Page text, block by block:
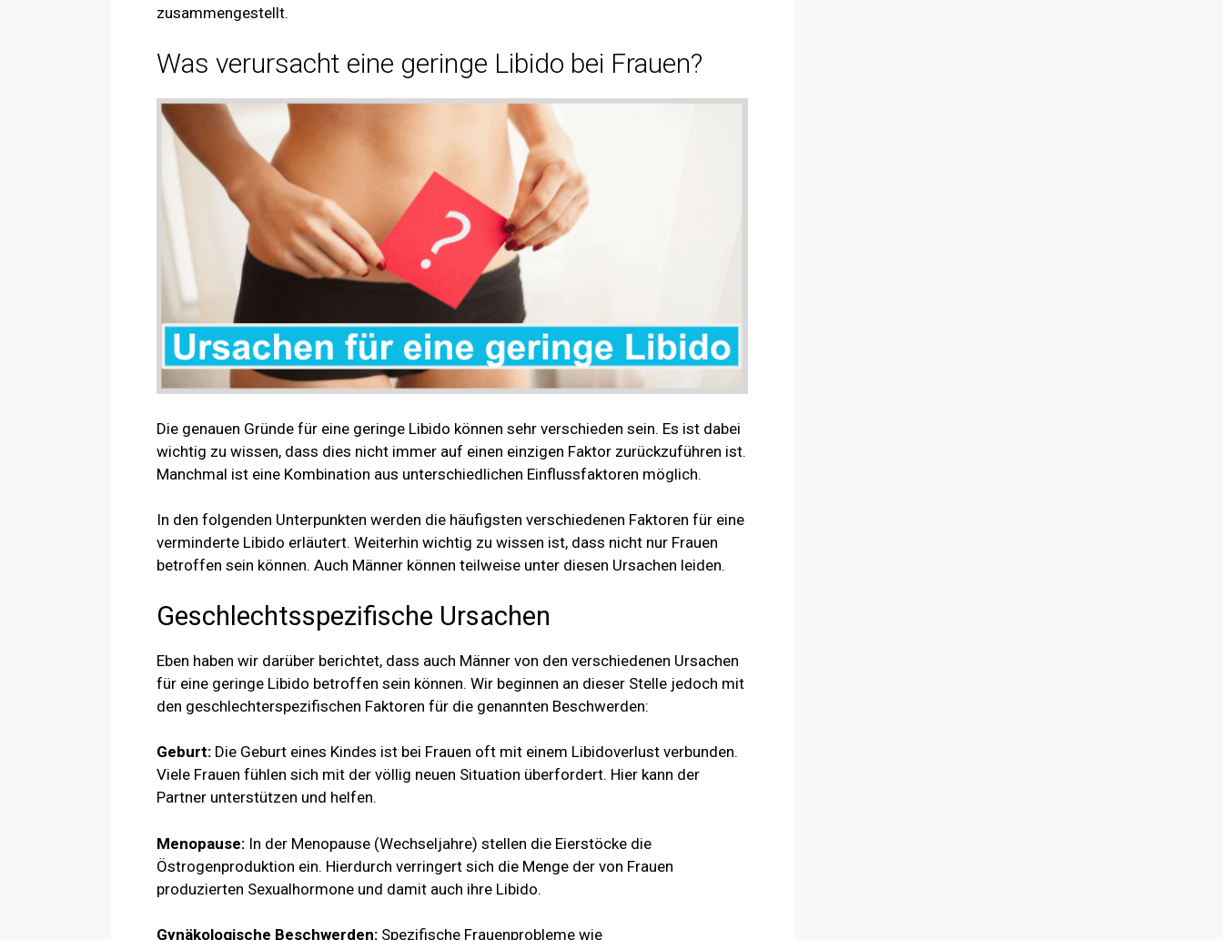
zusammengestellt.
Was verursacht eine geringe Libido bei Frauen?
Die genauen Gründe für eine geringe Libido können sehr verschieden sein. Es ist dabei
wichtig zu wissen, dass dies nicht immer auf einen einzigen Faktor zurückzuführen ist.
Manchmal ist eine Kombination aus unterschiedlichen Einflussfaktoren möglich.
In den folgenden Unterpunkten werden die häufigsten verschiedenen Faktoren für eine
verminderte Libido erläutert. Weiterhin wichtig zu wissen ist, dass nicht nur Frauen
betroffen sein können. Auch Männer können teilweise unter diesen Ursachen leiden.
Geschlechtsspezifische Ursachen
Eben haben wir darüber berichtet, dass auch Männer von den verschiedenen Ursachen
für eine geringe Libido betroffen sein können. Wir beginnen an dieser Stelle jedoch mit
den geschlechterspezifischen Faktoren für die genannten Beschwerden:
Geburt: Die Geburt eines Kindes ist bei Frauen oft mit einem Libidoverlust verbunden.
Viele Frauen fühlen sich mit der völlig neuen Situation überfordert. Hier kann der
Partner unterstützen und helfen.
Menopause: In der Menopause (Wechseljahre) stellen die Eierstöcke die
Östrogenproduktion ein. Hierdurch verringert sich die Menge der von Frauen
produzierten Sexualhormone und damit auch ihre Libido.
Gynäkologische Beschwerden: Spezifische Frauenprobleme wie